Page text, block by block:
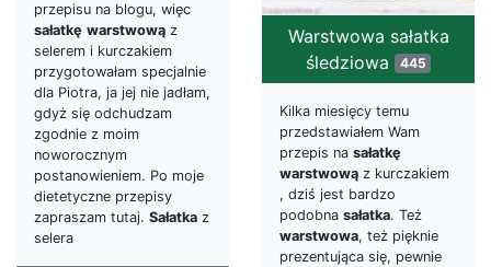
przepisu na blogu, więc
sałatkę warstwową z
selerem i kurczakiem
przygotowałam specjalnie
dla Piotra, ja jej nie jadłam,
gdyż się odchudzam
zgodnie z moim
noworocznym
postanowieniem. Po moje
dietetyczne przepisy
zapraszam tutaj. Sałatka z
selera
Warstwowa sałatka
śledziowa
445
Kilka miesięcy temu
przedstawiałem Wam
przepis na sałatkę
warstwową z kurczakiem
, dziś jest bardzo
podobna sałatka. Też
warstwowa, też pięknie
prezentująca się, pewnie